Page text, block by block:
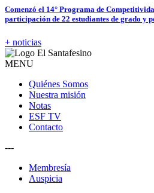
Comenzó el 14° Programa de
participación de 22 estudiantes de grado y
+ noticias
MENU
Quiénes Somos
Nuestra misión
Notas
ESF TV
Contacto
---
Membresía
Auspicia